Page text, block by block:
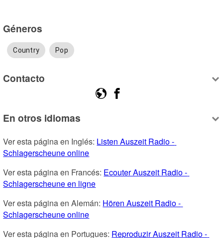
Géneros
Country Pop
Contacto
En otros idiomas
Ver esta página en Inglés: Listen Auszeit Radio -
Schlagerscheune online
Ver esta página en Francés: Ecouter Auszeit Radio -
Schlagerscheune en ligne
Ver esta página en Alemán: Hören Auszeit Radio -
Schlagerscheune online
Ver esta página en Portugues: Reproduzir Auszeit Radio -